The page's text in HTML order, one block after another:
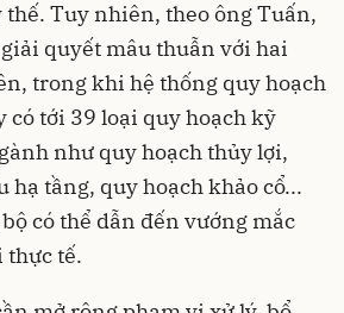
Tuy nhiên, theo ông Tuấn,
quyết mâu thuẫn với hai
trong khi hệ thống quy hoạch
có tới 39 loại quy hoạch kỹ
như quy hoạch thủy lợi,
hạ tầng, quy hoạch khảo cổ...
có thể dẫn đến vướng mắc
tế.